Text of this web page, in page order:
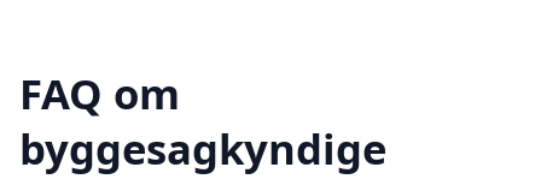
FAQ om
byggesagkyndige